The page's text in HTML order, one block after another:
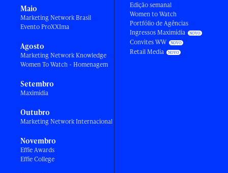
Maio
Marketing Network Brasil
Evento ProXXIma
Agosto
Marketing Network Knowledge
Women To Watch - Homenagem
Setembro
Maximídia
Outubro
Marketing Network Internacional
Novembro
Effie Awards
Effie College
Edição semanal
Women to Watch
Portfólio de Agências
Ingressos Maximídia
Convites WW
Retail Media